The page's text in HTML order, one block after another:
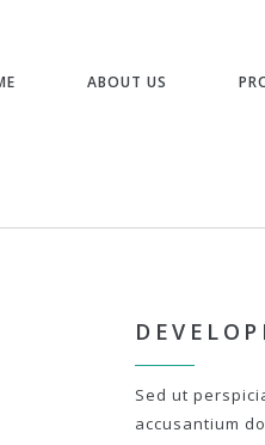
ABOUT US
Sed ut
accusantium